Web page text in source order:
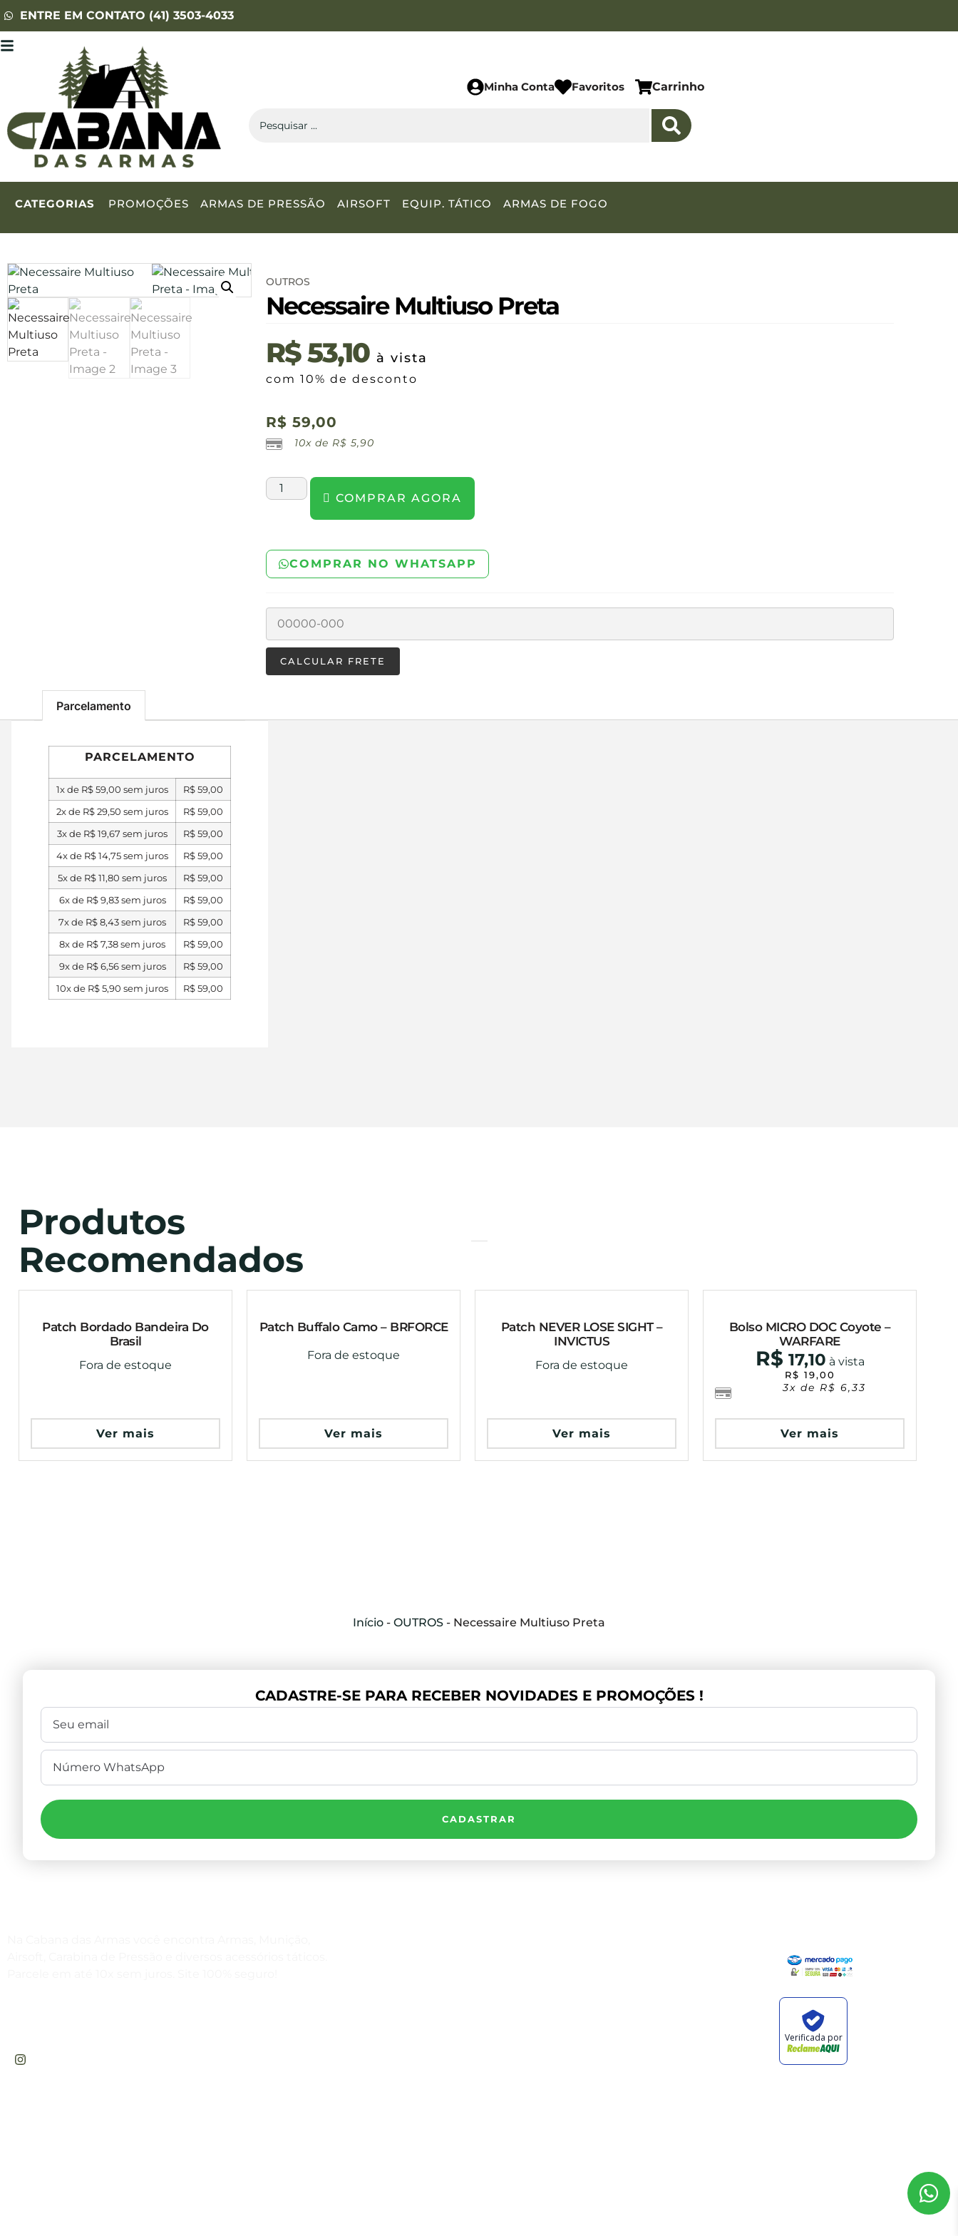
ENTRE EM CONTATO (41) 3503-4033
Minha Conta Favoritos Carrinho
CATEGORIAS PROMOÇÕES ARMAS DE PRESSÃO AIRSOFT EQUIP. TÁTICO ARMAS DE FOGO
OUTROS
Necessaire Multiuso Preta
R$53,10 à vista
com 10% de desconto
R$ 59,00
10x de R$ 5,90
COMPRAR AGORA
COMPRAR NO WHATSAPP
Parcelamento
PARCELAMENTO
1x de R$59,00 sem juros R$59,00
2x de R$29,50 sem juros R$59,00
3x de R$19,67 sem juros R$59,00
4x de R$14,75sem juros R$59,00
5x de R$11,80 sem juros R$59,00
6x de R$9,83sem juros R$59,00
7x de R$8,43sem juros R$59,00
8x de R$7,38sem juros R$59,00
9x de R$6,56sem juros R$59,00
10x de R$5,90 sem juros R$59,00
Produtos
Recomendados
Patch Bordado Bandeira Do
Brasil
Fora de estoque
Ver mais
Patch Buffalo Camo – BRFORCE
Fora de estoque
Ver mais
Patch NEVER LOSE SIGHT –
INVICTUS
Fora de estoque
Ver mais
Bolso MICRO DOC Coyote –
WARFARE
R$ 17,10 à vista
R$ 19,00
3x de R$ 6,33
Ver mais
Início - OUTROS - Necessaire Multiuso Preta
CADASTRE-SE PARA RECEBER NOVIDADES E PROMOÇÕES !
CADASTRAR
Verificada por